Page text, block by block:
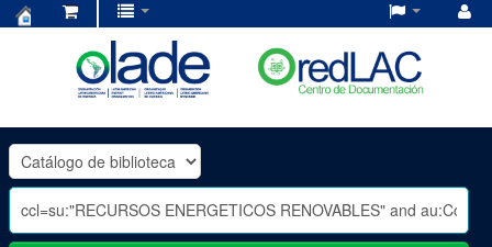
OLADE
-